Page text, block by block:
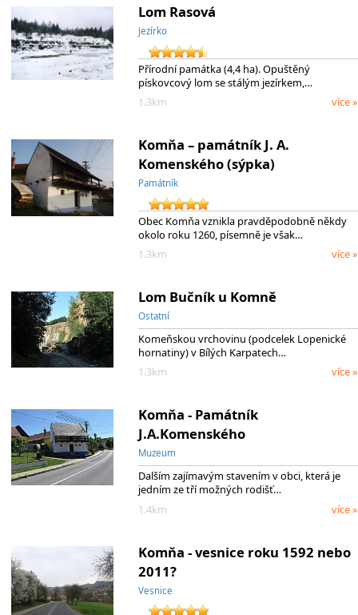
Lom Rasová
Jezírko
Přírodní památka (4,4 ha). Opuštěný
pískovcový lom se stálým jezírkem,…
1.3km
více »
Komňa – památník J. A.
Komenského (sýpka)
Památník
Obec Komňa vznikla pravděpodobně někdy
okolo roku 1260, písemně je však…
1.3km
více »
Lom Bučník u Komně
Ostatní
Komeňskou vrchovinu (podcelek Lopenické
hornatiny) v Bílých Karpatech…
1.3km
více »
Komňa - Památník
J.A.Komenského
Muzeum
Dalším zajímavým stavením v obci, která je
jedním ze tří možných rodišť…
1.4km
více »
Komňa - vesnice roku 1592 nebo
2011?
Vesnice